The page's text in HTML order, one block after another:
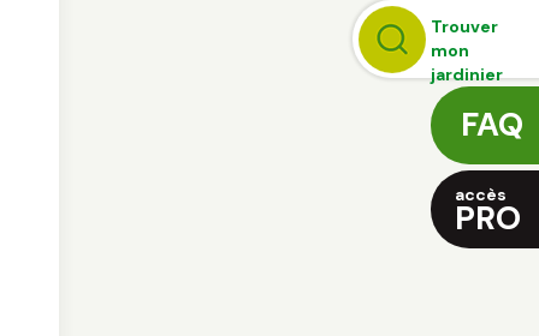
Trouver
mon
jardinier
FAQ
accès
PRO